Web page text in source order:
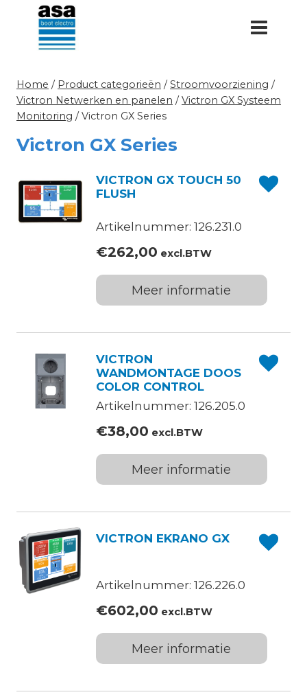
Doorgaan
inhoud
Home / Product categorieën / Stroomvoorziening /
Victron Netwerken en panelen / Victron GX Systeem
Monitoring / Victron GX Series
Victron GX Series
VICTRON GX TOUCH 50
FLUSH
Artikelnummer: 126.231.0
€262,00 excl.BTW
Meer informatie
VICTRON
WANDMONTAGE DOOS
COLOR CONTROL
Artikelnummer: 126.205.0
€38,00 excl.BTW
Meer informatie
VICTRON EKRANO GX
Artikelnummer: 126.226.0
€602,00 excl.BTW
Meer informatie